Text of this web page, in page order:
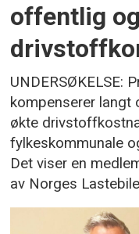
offentlig
UNDERSØKELSE:
kompenserer
økte
fylkeskommunale
Det viser en
av Norges